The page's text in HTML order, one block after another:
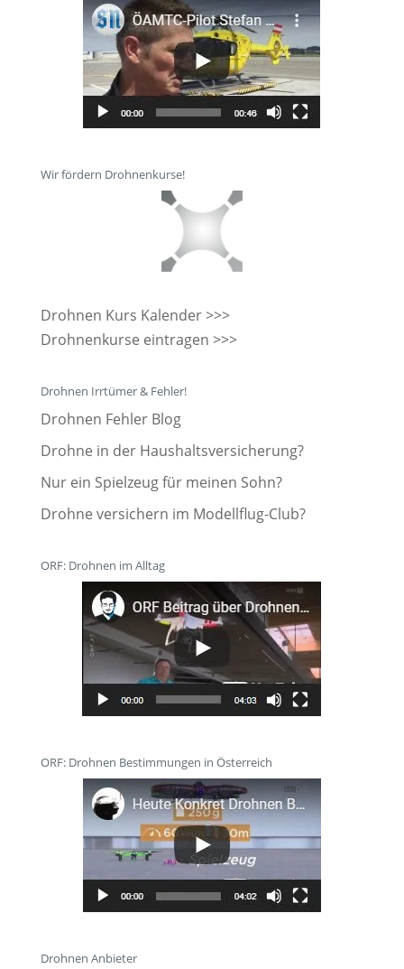
Wir fördern Drohnenkurse!
Drohnen Kurs Kalender >>>
Drohnenkurse eintragen >>>
Drohnen Irrtümer & Fehler!
Drohnen Fehler Blog
Drohne in der Haushaltsversicherung?
Nur ein Spielzeug für meinen Sohn?
Drohne versichern im Modellflug-Club?
ORF: Drohnen im Alltag
ORF: Drohnen Bestimmungen in Österreich
Drohnen Anbieter